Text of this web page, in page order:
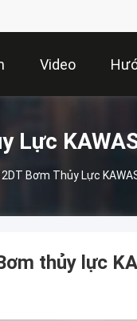
Video
Lực
Bơm Thủy Lực
thủy lực